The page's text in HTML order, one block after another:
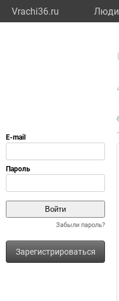
Vrachi36.ru Люди
Забыли пароль?
Зарегистрироваться